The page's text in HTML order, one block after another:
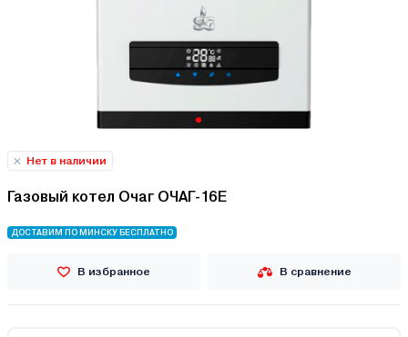
Нет в наличии
Газовый котел Очаг ОЧАГ-16E
ДОСТАВИМ ПО МИНСКУ БЕСПЛАТНО
В избранное В сравнение